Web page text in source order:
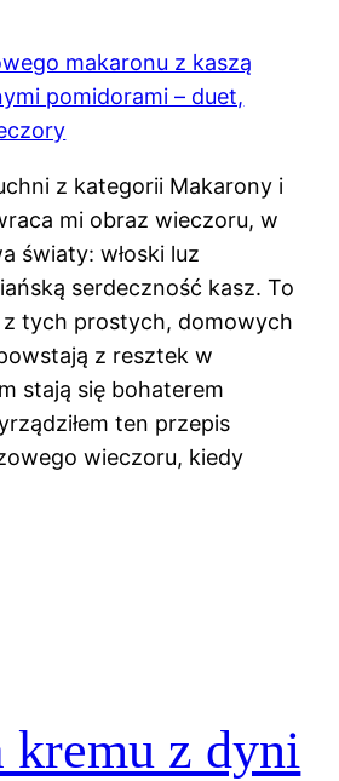
z kategorii Makarony i
mi obraz wieczoru, w
światy: włoski luz
serdeczność kasz. To
tych prostych, domowych
z resztek w
stają się bohaterem
ten przepis
wieczoru, kiedy
kremu z dyni